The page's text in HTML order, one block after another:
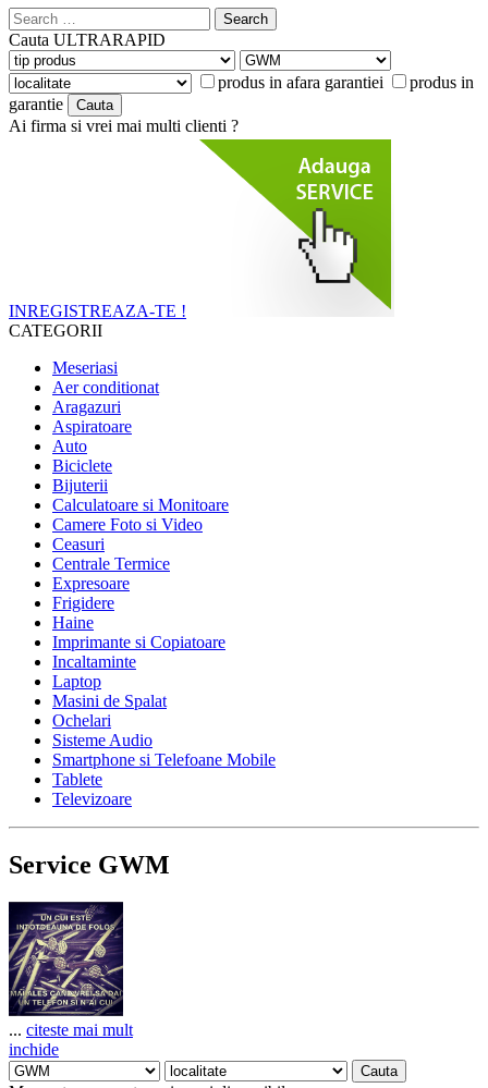
Search
for:
Cauta ULTRARAPID
produs in afara garantiei
produs in
garantie
Ai firma si vrei mai multi clienti ?
INREGISTREAZA-TE !
CATEGORII
Meseriasi
Aer conditionat
Aragazuri
Aspiratoare
Auto
Biciclete
Bijuterii
Calculatoare si Monitoare
Camere Foto si Video
Ceasuri
Centrale Termice
Expresoare
Frigidere
Haine
Imprimante si Copiatoare
Incaltaminte
Laptop
Masini de Spalat
Ochelari
Sisteme Audio
Smartphone si Telefoane Mobile
Tablete
Televizoare
Service GWM
... citeste mai mult
inchide